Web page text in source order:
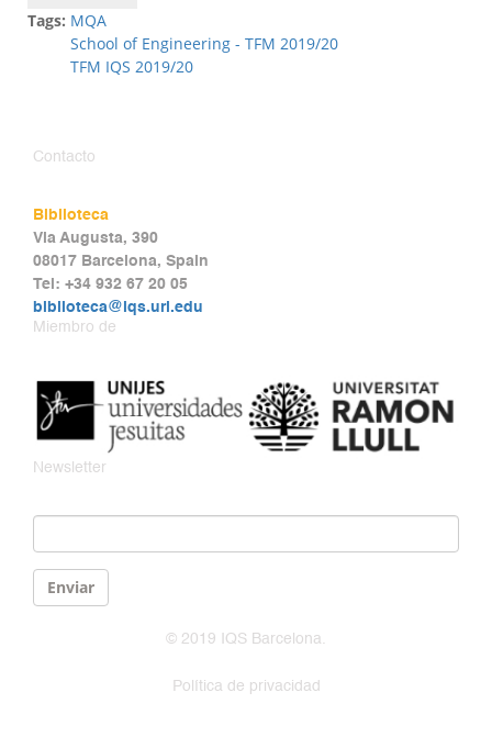
Tags: MQA
School of Engineering - TFM 2019/20
TFM IQS 2019/20
Contacto
Biblioteca
Via Augusta, 390
08017 Barcelona, Spain
Tel: +34 932 67 20 05
biblioteca@iqs.url.edu
Miembro de
Newsletter
Enviar
© 2019 IQS Barcelona.
Política de privacidad